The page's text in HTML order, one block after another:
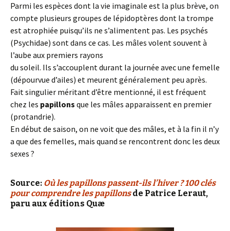
Parmi les espèces dont la vie imaginale est la plus brève, on
compte plusieurs groupes de lépidoptères dont la trompe
est atrophiée puisqu’ils ne s’alimentent pas. Les psychés
(Psychidae) sont dans ce cas. Les mâles volent souvent à
l’aube aux premiers rayons
du soleil. Ils s’accouplent durant la journée avec une femelle
(dépourvue d’ailes) et meurent généralement peu après.
Fait singulier méritant d’être mentionné, il est fréquent
chez les papillons que les mâles apparaissent en premier
(protandrie).
En début de saison, on ne voit que des mâles, et à la fin il n’y
a que des femelles, mais quand se rencontrent donc les deux
sexes ?
Source: Où les papillons passent-ils l’hiver ? 100 clés
pour comprendre les papillonsde Patrice Leraut,
paru aux éditions Quæ